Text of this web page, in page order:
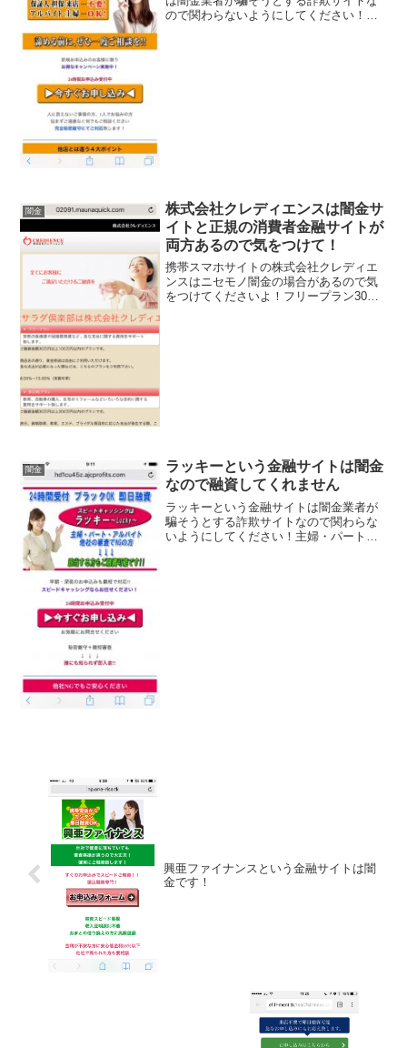
ので関わらないようにしてください！定
闇金
株式会社クレディエンスは闇金サ
イトと正規の消費者金融サイトが
両方あるので気をつけて！
携帯スマホサイトの株式会社クレディエ
ンスはニセモノ闇金の場合があるので気
をつけてくださいよ！フリープラン30万
闇金
ラッキーという金融サイトは闇金
なので融資してくれません
ラッキーという金融サイトは闇金業者が
騙そうとする詐欺サイトなので関わらな
いようにしてください！主婦・パートの
興亜ファイナンスという金融サイトは闇
金です！